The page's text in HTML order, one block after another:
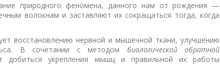
природного феномена, данного нам от рождения —
волокнам и заставляют их сокращаться тогда, когда
восстановлению нервной и мышечной ткани, улучшению
В сочетании с методом биологической обратной
добиться укрепления мышц и правильной их работы